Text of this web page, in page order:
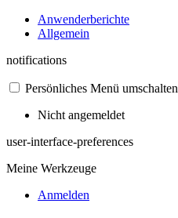
Anwenderberichte
Allgemein
notifications
Persönliches Menü umschalten
Nicht angemeldet
user-interface-preferences
Meine Werkzeuge
Anmelden